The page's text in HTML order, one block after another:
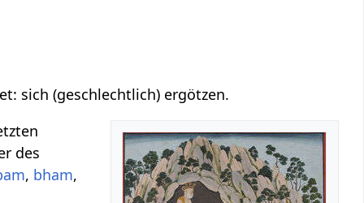
sich (geschlechtlich) ergötzen.
des
, bham,